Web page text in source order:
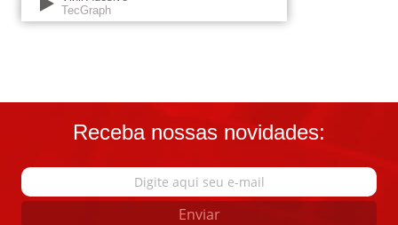
TecGraph
Receba nossas novidades:
Enviar